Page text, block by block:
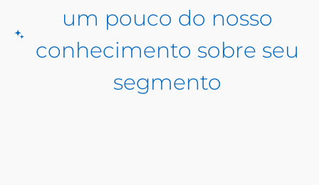
um pouco do nosso
conhecimento sobre seu
segmento